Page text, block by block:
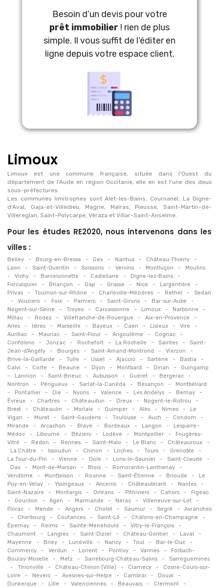
Besoin d’un devis pour votre
prêt immobilier ! rien de plus
simple. Il vous suffit de l’éditer en
ligne depuis votre espace client.
Limoux
Limoux est une commune française, située dans l'Ouest du
département de l'Aude en région Occitanie, elle en est l'une des deux
sous-préfectures.
Les communes limitrophes sont Alet-les-Bains, Cournanel, La Digne-
d'Aval, Gaja-et-Villedieu, Magrie, Malras, Pieusse, Saint-Martin-de-
Villereglan, Saint-Polycarpe, Véraza et Villar-Saint-Anselme.
Pour les études RE2020, nous intervenons dans les
villes :
Belley - Bourg-en-Bresse - Gex - Nantua - Château-Thierry -
Laon - Saint-Quentin - Soissons - Vervins - Montluçon - Moulins
- Vichy - Barcelonnette - Castellane - Digne-les-Bains -
Forcalquier - Briançon - Gap - Grasse - Nice - Largentière -
Privas - Tournon-sur-Rhône - Charleville-Mézières - Rethel - Sedan
- Vouziers - Foix - Pamiers - Saint-Girons - Bar-sur-Aube -
Nogent-sur-Seine - Troyes - Carcassonne - Limoux - Narbonne -
Millau - Rodez - Villefranche-de-Rouergue - Aix-en-Provence -
Arles - Istres - Marseille - Bayeux - Caen - Lisieux - Vire -
Aurillac - Mauriac - Saint-Flour - Angoulême - Cognac -
Confolens - Jonzac - Rochefort - La Rochelle - Saintes -
Saint-
Jean-d'Angély
- Bourges - Saint-Amand-Montrond - Vierzon -
Brive-la-Gaillarde - Tulle - Ussel - Ajaccio - Sartène - Bastia -
Calvi - Corte - Beaune - Dijon - Montbard - Dinan - Guingamp
- Lannion - Saint-Brieuc - Aubusson - Guéret - Bergerac -
Nontron - Périgueux - Sarlat-la-Canéda - Besançon - Montbéliard
- Pontarlier - Die - Nyons - Valence - Les Andelys - Bernay -
Évreux - Chartres - Châteaudun - Dreux - Nogent-le-Rotrou -
Brest - Châteaulin - Morlaix - Quimper - Alès - Nimes -
Le
Vigan
- Muret - Saint-Gaudens - Toulouse - Auch - Condom -
Mirande - Arcachon - Blaye - Bordeaux - Langon -
Lesparre-
Médoc
- Libourne - Béziers - Lodève - Montpellier -
Fougères-
Vitré
- Redon - Rennes - Saint-Malo - Le Blanc - Châteauroux -
La Châtre - Issoudun - Chinon - Loches - Tours - Grenoble -
La Tour-du-Pin - Vienne - Dole - Lons-le-Saunier - Saint-Claude -
Dax - Mont-de-Marsan - Blois - Romorantin-Lanthenay -
Vendôme - Montbrison - Roanne - Saint-Étienne - Brioude -
Le
Puy-en-Velay
- Yssingeaux - Ancenis - Châteaubriant - Nantes -
Saint-Nazaire - Montargis - Orléans - Pithiviers - Cahors - Figeac
- Gourdon - Agen - Marmande - Nérac - Villeneuve-sur-Lot -
Florac - Mende - Angers - Cholet - Saumur - Segré - Avranches
- Cherbourg - Coutances - Saint-Lô - Châlons-en-Champagne -
Épernay - Reims - Sainte-Menehould - Vitry-le-François -
Chaumont - Langres - Saint-Dizier - Château-Gontier - Laval -
Mayenne - Briey - Lunéville - Nancy - Toul - Bar-le-Duc -
Commercy - Verdun - Lorient - Pontivy - Vannes -
Forbach-
Boulay-Moselle
- Metz - Sarrebourg-Château-Salins - Sarreguemines
- Thionville - Château-Chinon (Ville) - Clamecy -
Cosne-Cours-sur-
Loire
- Nevers - Avesnes-sur-Helpe - Cambrai - Douai -
Dunkerque - Lille - Valenciennes - Beauvais - Clermont -